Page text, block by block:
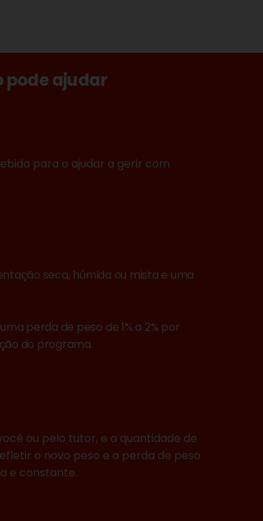
pode ajudar
para o ajudar a gerir com
seca, húmida ou mista e uma
perda de peso de 1% a 2% por
do programa.
ou pelo tutor, e a quantidade de
o novo peso e a perda de peso
e constante.